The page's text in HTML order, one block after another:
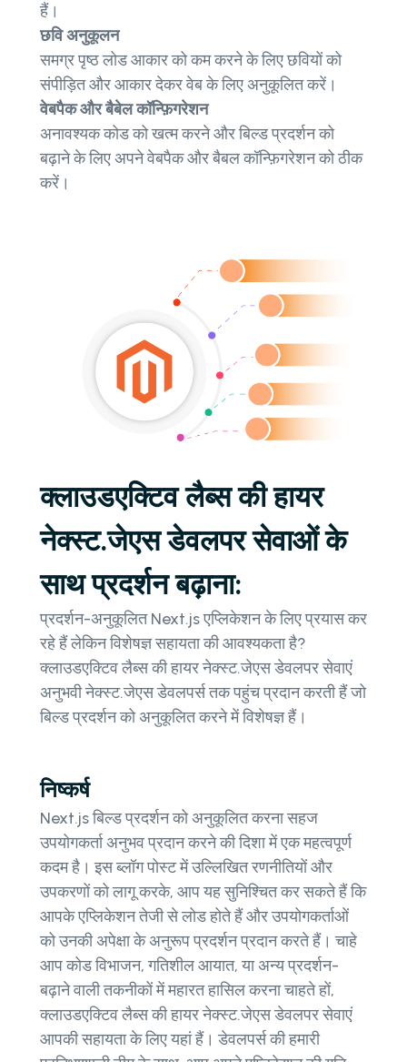
हैं।
छवि अनुकूलन
समग्र पृष्ठ लोड आकार को कम करने के लिए छवियों को
संपीड़ित और आकार देकर वेब के लिए अनुकूलित करें।
वेबपैक और बैबेल कॉन्फ़िगरेशन
अनावश्यक कोड को खत्म करने और बिल्ड प्रदर्शन को
बढ़ाने के लिए अपने वेबपैक और बैबल कॉन्फ़िगरेशन को ठीक
करें।
क्लाउडएक्टिव लैब्स की हायर
नेक्स्ट.जेएस डेवलपर सेवाओं के
साथ प्रदर्शन बढ़ाना:
प्रदर्शन-अनुकूलित Next.js एप्लिकेशन के लिए प्रयास कर
रहे हैं लेकिन विशेषज्ञ सहायता की आवश्यकता है?
क्लाउडएक्टिव लैब्स की हायर नेक्स्ट.जेएस डेवलपर सेवाएं
अनुभवी नेक्स्ट.जेएस डेवलपर्स तक पहुंच प्रदान करती हैं जो
बिल्ड प्रदर्शन को अनुकूलित करने में विशेषज्ञ हैं।
निष्कर्ष
Next.js बिल्ड प्रदर्शन को अनुकूलित करना सहज
उपयोगकर्ता अनुभव प्रदान करने की दिशा में एक महत्वपूर्ण
कदम है। इस ब्लॉग पोस्ट में उल्लिखित रणनीतियों और
उपकरणों को लागू करके, आप यह सुनिश्चित कर सकते हैं कि
आपके एप्लिकेशन तेजी से लोड होते हैं और उपयोगकर्ताओं
को उनकी अपेक्षा के अनुरूप प्रदर्शन प्रदान करते हैं। चाहे
आप कोड विभाजन, गतिशील आयात, या अन्य प्रदर्शन-
बढ़ाने वाली तकनीकों में महारत हासिल करना चाहते हों,
क्लाउडएक्टिव लैब्स की हायर नेक्स्ट.जेएस डेवलपर सेवाएं
आपकी सहायता के लिए यहां हैं। डेवलपर्स की हमारी